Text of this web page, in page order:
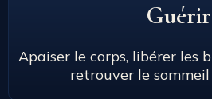
Guérir
Apaiser le corps, libérer les
retrouver le